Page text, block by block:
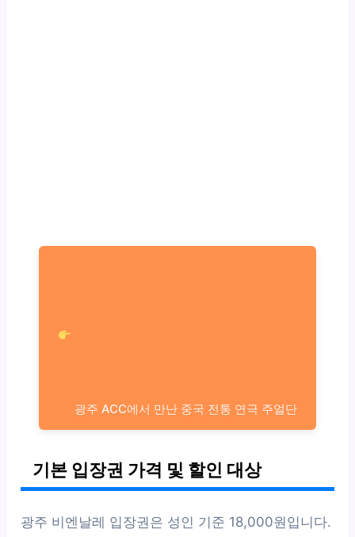
광주 ACC에서 만난 중국 전통 연극 주얼단
기본 입장권 가격 및 할인 대상
광주 비엔날레 입장권은 성인 기준 18,000원입니다.